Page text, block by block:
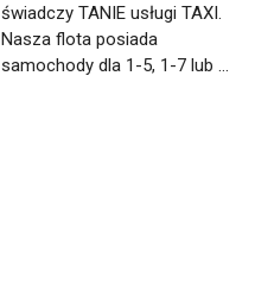
świadczy TANIE usługi TAXI.
Nasza flota posiada
samochody dla 1-5, 1-7 lub ...